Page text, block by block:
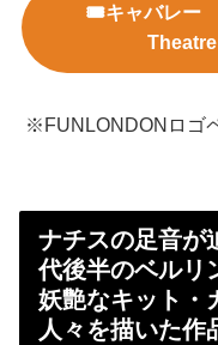
🎟️キャバレー
Theatre
※FUNLONDONロゴ
ナチスの足音が
代後半のベルリ
妖艶なキット・
人々を描いた作